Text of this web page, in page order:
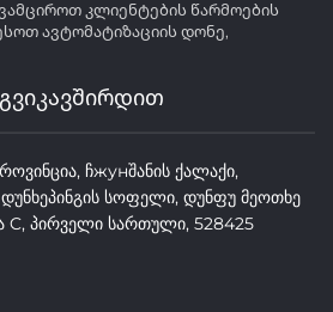
კლიენტების წარმოების
ავტომატიზაციის დონე,
ჩжунშანის ქალაქი,
სოფელი, დუნფუ მეოთხე
C, პირველი სართული, 528425